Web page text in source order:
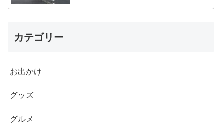
カテゴリー
お出かけ
グッズ
グルメ